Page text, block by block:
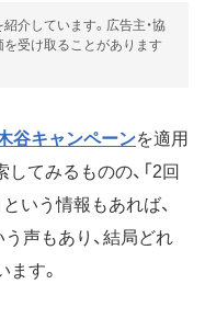
介しています。広告主・協
を受け取ることがあります
谷キャンペーンを適用
てみるものの、「2回
いう情報もあれば、
う声もあり、結局どれ
す。